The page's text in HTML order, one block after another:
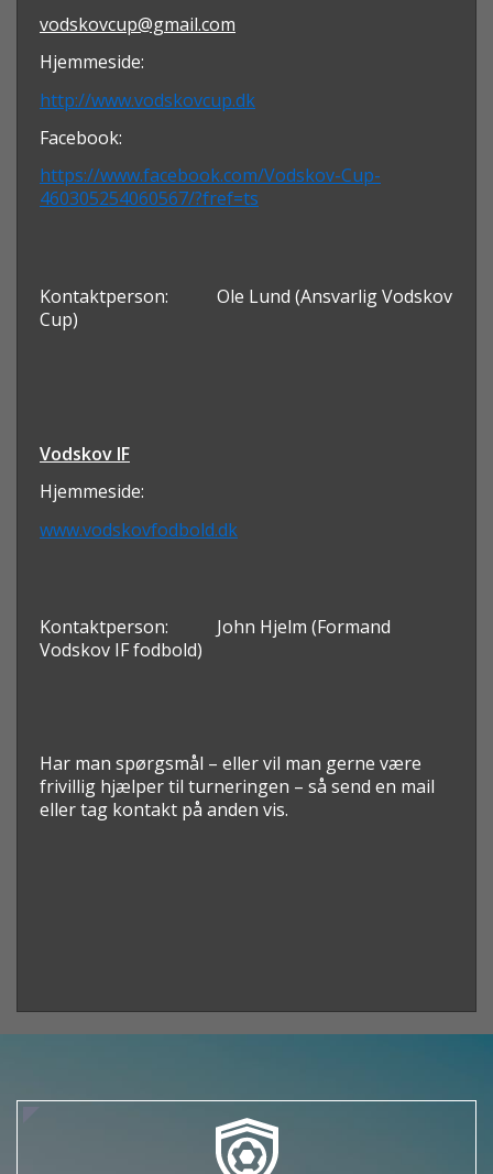
vodskovcup@gmail.com
Hjemmeside:
http://www.vodskovcup.dk
Facebook:
https://www.facebook.com/Vodskov-Cup-
460305254060567/?fref=ts
Kontaktperson:
Ole Lund (Ansvarlig Vodskov
Cup)
Vodskov IF
Hjemmeside:
www.vodskovfodbold.dk
Kontaktperson:
John Hjelm (Formand
Vodskov IF fodbold)
Har man spørgsmål – eller vil man gerne være
frivillig hjælper til turneringen – så send en mail
eller tag kontakt på anden vis.